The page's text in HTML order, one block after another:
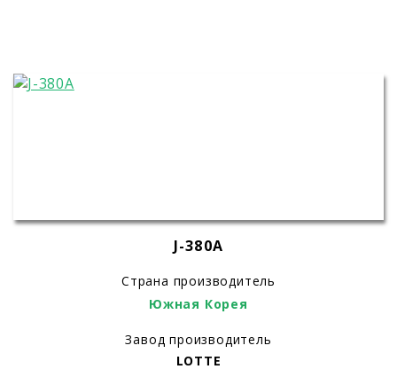
J-380A
Страна производитель
Южная Корея
Завод производитель
LOTTE